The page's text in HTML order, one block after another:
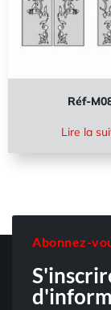
Réf-
Lire la
Abonnez-